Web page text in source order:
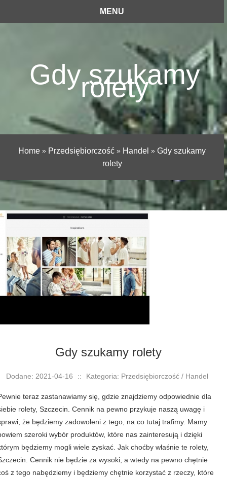
MENU
Gdy szukamy
rolety
Home » Przedsiębiorczość » Handel » Gdy szukamy
rolety
Gdy szukamy rolety
Dodane: 2021-04-16 :: Kategoria: Przedsiębiorczość / Handel
teraz zastanawiamy się, gdzie znajdziemy odpowiednie dla
rolety, Szczecin. Cennik na pewno przykuje naszą uwagę i
że będziemy zadowoleni z tego, na co tutaj trafimy. Mamy
szeroki wybór produktów, które nas zainteresują i dzięki
będziemy mogli wiele zyskać. Jak choćby właśnie te rolety,
Cennik nie będzie za wysoki, a wtedy na pewno chętnie
z tego nabędziemy i będziemy chętnie korzystać z rzeczy, które